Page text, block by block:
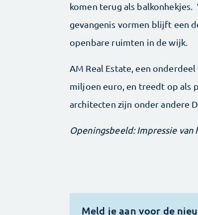
komen terug als
gevangenis vormen blijft een
openbare ruimten in de wijk.
AM Real Estate, een
miljoen euro, en treedt op als
architecten zijn onder andere
Openingsbeeld: Impressie
Meld je aan voor de